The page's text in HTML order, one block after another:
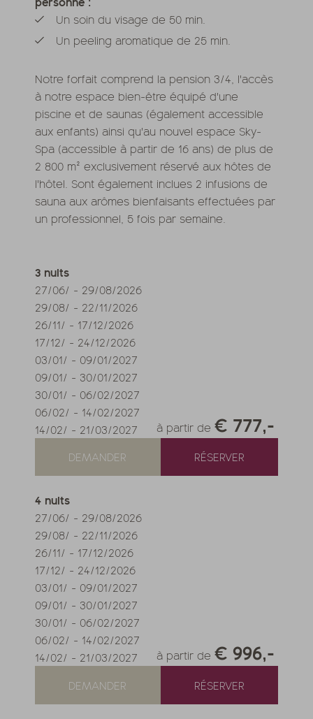
Un soin du visage de 50 min.
Un peeling aromatique de 25 min.
Notre forfait comprend la pension 3/4, l'accès
à notre espace bien-être équipé d'une
piscine et de saunas (également accessible
aux enfants) ainsi qu'au nouvel espace Sky-
Spa (accessible à partir de 16 ans) de plus de
2 800 m² exclusivement réservé aux hôtes de
l'hôtel. Sont également inclues 2 infusions de
sauna aux arômes bienfaisants effectuées par
un professionnel, 5 fois par semaine.
3 nuits
27/06/ - 29/08/2026
29/08/ - 22/11/2026
26/11/ - 17/12/2026
17/12/ - 24/12/2026
03/01/ - 09/01/2027
09/01/ - 30/01/2027
30/01/ - 06/02/2027
06/02/ - 14/02/2027
14/02/ - 21/03/2027 à partir de € 777,-
DEMANDER RÉSERVER
4 nuits
27/06/ - 29/08/2026
29/08/ - 22/11/2026
26/11/ - 17/12/2026
17/12/ - 24/12/2026
03/01/ - 09/01/2027
09/01/ - 30/01/2027
30/01/ - 06/02/2027
06/02/ - 14/02/2027
14/02/ - 21/03/2027 à partir de € 996,-
DEMANDER RÉSERVER